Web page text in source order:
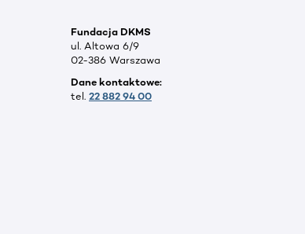
Fundacja DKMS
ul. Altowa 6/9
02-386 Warszawa
Dane kontaktowe:
tel. 22 882 94 00